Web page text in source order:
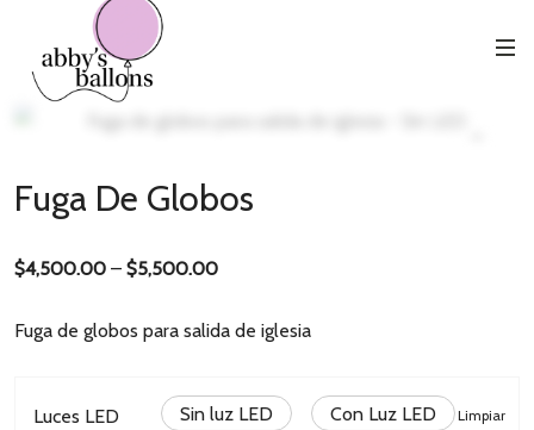
Inicio
Fuga De Globos
$4,500.00 – $5,500.00
Fuga de globos para salida de iglesia
Luces LED Sin luz LED Con Luz LED Limpiar